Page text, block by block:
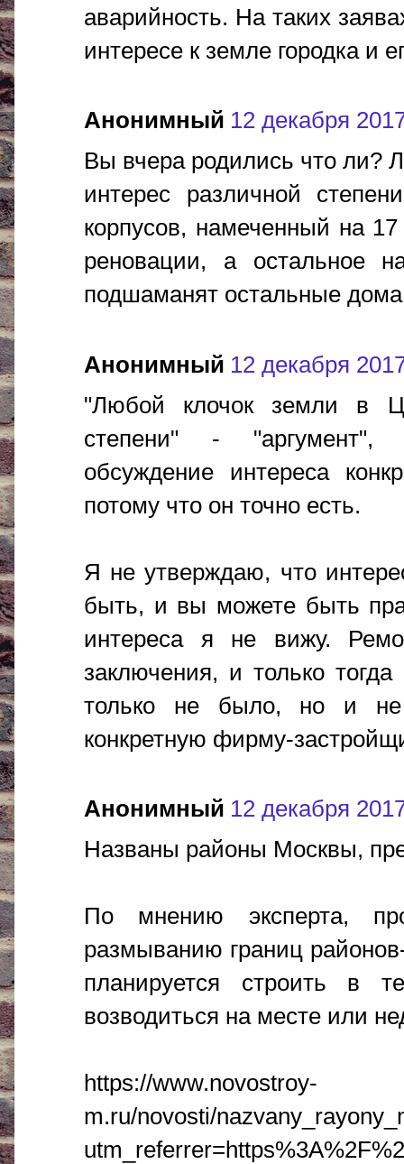
аварийность. На таких
интересе к земле городка и
Анонимный 12 декабря
Вы вчера родились что ли?
интерес различной
корпусов, намеченный на 17
реновации, а остальное
подшаманят остальные
Анонимный 12 декабря
"Любой клочок земли в
степени" -
обсуждение интереса
потому что он точно есть.
Я не утверждаю, что
быть, и вы можете быть
интереса я не вижу.
заключения, и только
только не было, но и
конкретную фирму-
Анонимный 12 декабря
Названы районы Москвы,
По мнению эксперта,
размыванию границ
планируется строить в
возводиться на месте или
https://www.novostroy-
m.ru/novosti/